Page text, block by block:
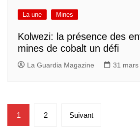
La une Mines
Kolwezi: la présence des
mines de cobalt un défi
La Guardia Magazine 31 mars
Pagination
des
1 2 Suivant